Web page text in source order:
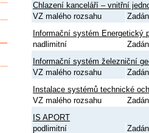
Chlazení kanceláří – vnitřní
VZ malého rozsahu
Informační systém Energetický
nadlimitní
Informační systém železniční
VZ malého rozsahu
Instalace systémů technické
VZ malého rozsahu
IS APORT
podlimitní